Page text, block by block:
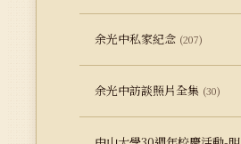
余光中私家紀念 (207)
余光中訪談照片全集 (30)